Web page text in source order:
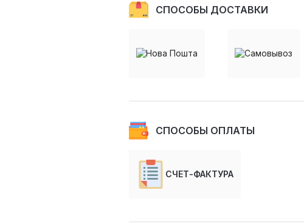
СПОСОБЫ ДОСТАВКИ
СПОСОБЫ ОПЛАТЫ
СЧЕТ-ФАКТУРА